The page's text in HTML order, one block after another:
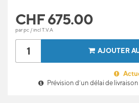
CHF675.00
par pc / incl T.V.A
AJOUTER
Prévision d’un délai de